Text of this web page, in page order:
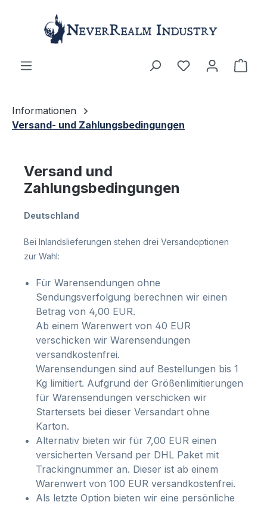
Zum Hauptinhalt springen
Informationen
Versand- und Zahlungsbedingungen
Versand und
Zahlungsbedingungen
Deutschland
Bei Inlandslieferungen stehen drei Versandoptionen
zur Wahl:
Für Warensendungen ohne
Sendungsverfolgung berechnen wir einen
Betrag von 4,00 EUR.
Ab einem Warenwert von 40 EUR
verschicken wir Warensendungen
versandkostenfrei.
Warensendungen sind auf Bestellungen bis 1
Kg limitiert. Aufgrund der Größenlimitierungen
für Warensendungen verschicken wir
Startersets bei dieser Versandart ohne
Karton.
Alternativ bieten wir für 7,00 EUR einen
versicherten Versand per DHL Paket mit
Trackingnummer an. Dieser ist ab einem
Warenwert von 100 EUR versandkostenfrei.
Als letzte Option bieten wir eine persönliche